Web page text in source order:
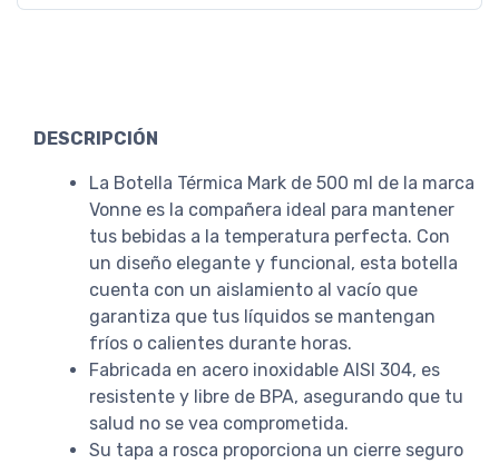
DESCRIPCIÓN
La Botella Térmica Mark de 500 ml de la marca
Vonne es la compañera ideal para mantener
tus bebidas a la temperatura perfecta. Con
un diseño elegante y funcional, esta botella
cuenta con un aislamiento al vacío que
garantiza que tus líquidos se mantengan
fríos o calientes durante horas.
Fabricada en acero inoxidable AISI 304, es
resistente y libre de BPA, asegurando que tu
salud no se vea comprometida.
Su tapa a rosca proporciona un cierre seguro